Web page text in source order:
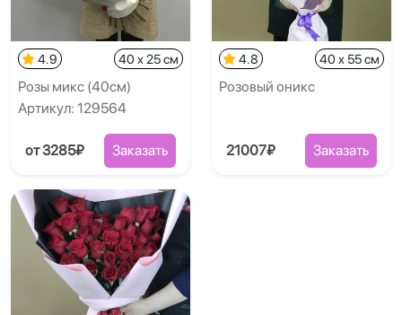
4.9 40 x 25 см
Розы микс (40см)
Артикул: 129564
от 3285₽ Заказать
4.8 40 x 55 см
Розовый оникс
21007₽ Заказать